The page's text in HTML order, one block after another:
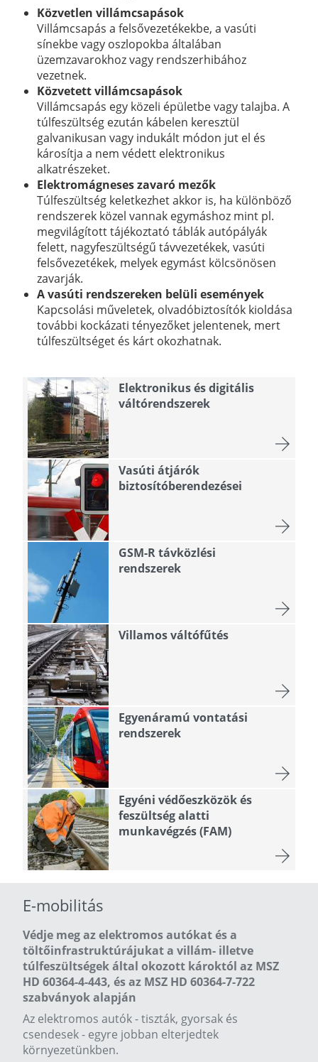
Közvetlen villámcsapások
Villámcsapás a felsővezetékekbe, a vasúti
sínekbe vagy oszlopokba általában
üzemzavarokhoz vagy rendszerhibához
vezetnek.
Közvetett villámcsapások
Villámcsapás egy közeli épületbe vagy talajba. A
túlfeszültség ezután kábelen keresztül
galvanikusan vagy indukált módon jut el és
károsítja a nem védett elektronikus
alkatrészeket.
Elektromágneses zavaró mezők
Túlfeszültség keletkezhet akkor is, ha különböző
rendszerek közel vannak egymáshoz mint pl.
megvilágított tájékoztató táblák autópályák
felett, nagyfeszültségű távvezetékek, vasúti
felsővezetékek, melyek egymást kölcsönösen
zavarják.
A vasúti rendszereken belüli események
Kapcsolási műveletek, olvadóbiztosítók kioldása
további kockázati tényezőket jelentenek, mert
túlfeszültséget és kárt okozhatnak.
Elektronikus és digitális
váltórendszerek
Vasúti átjárók
biztosítóberendezései
GSM-R távközlési
rendszerek
Villamos váltófűtés
Egyenáramú vontatási
rendszerek
Egyéni védőeszközök és
feszültség alatti
munkavégzés (FAM)
E-mobilitás
Védje meg az elektromos autókat és a
töltőinfrastruktúrájukat a villám- illetve
túlfeszültségek által okozott károktól az MSZ
HD 60364-4-443, és az MSZ HD 60364-7-722
szabványok alapján
Az elektromos autók - tiszták, gyorsak és
csendesek - egyre jobban elterjedtek
környezetünkben.